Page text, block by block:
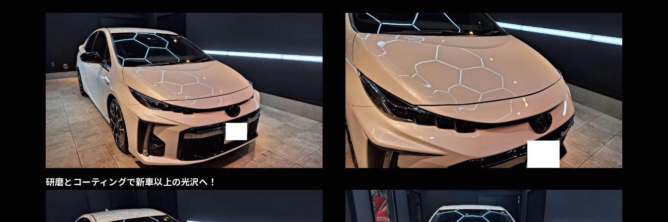
研磨とコーティングで新車以上の光沢へ！